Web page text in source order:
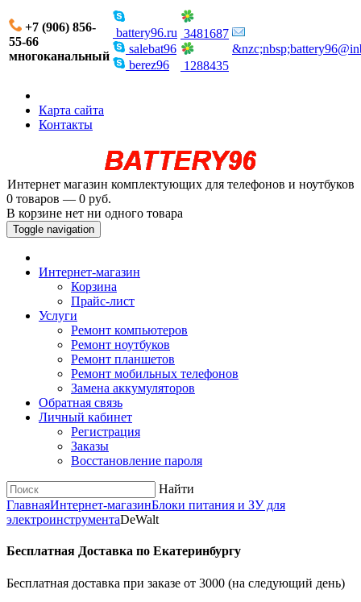
+7 (906) 856-
55-66
многоканальный
battery96.ru
salebat96
berez96
3481687
1288435
Карта сайта
Контакты
Интернет магазин комплектующих для телефонов и ноутбуков
0 товаров — 0 руб.
В корзине нет ни одного товара
Toggle navigation
Интернет-магазин
Корзина
Прайс-лист
Услуги
Ремонт компьютеров
Ремонт ноутбуков
Ремонт планшетов
Ремонт мобильных телефонов
Замена аккумуляторов
Обратная связь
Личный кабинет
Регистрация
Заказы
Восстановление пароля
Найти
ГлавнаяИнтернет-магазинБлоки питания и ЗУ для
электроинструментаDeWalt
Бесплатная Доставка по Екатеринбургу
Бесплатная доставка при заказе от 3000 (на следующий день)